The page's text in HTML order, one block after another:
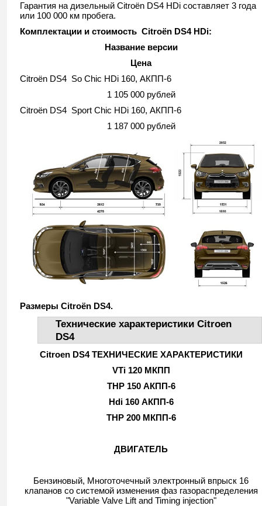
Гарантия на дизельный Citroёn DS4 HDi составляет 3 года
или 100 000 км пробега.
Комплектации и стоимость Сitroёn DS4 HDi:
Название версии
Цена
Citroën DS4 So Chic HDi 160, АКПП-6
1 105 000 рублей
Citroën DS4 Sport Chic HDi 160, АКПП-6
1 187 000 рублей
Размеры Citroёn DS4.
Технические характеристики Citroen
DS4
Citroen DS4 ТЕХНИЧЕСКИЕ ХАРАКТЕРИСТИКИ
VTi 120 МКПП
THP 150 АКПП-6
Hdi 160 АКПП-6
THP 200 MКПП-6
ДВИГАТЕЛЬ
Бензиновый, Многоточечный электронный впрыск 16
клапанов со системой изменения фаз газораспределения
"Variable Valve Lift and Timing injection"